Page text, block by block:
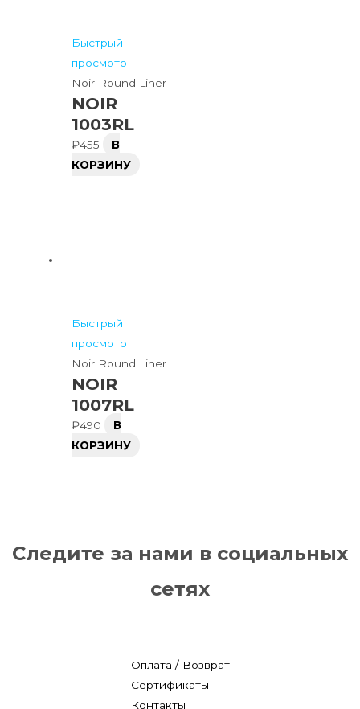
Быстрый
просмотр
Noir Round Liner
NOIR
1003RL
₽455
В
КОРЗИНУ
Быстрый
просмотр
Noir Round Liner
NOIR
1007RL
₽490
В
КОРЗИНУ
Следите за нами в социальных
сетях
Оплата / Возврат
Сертификаты
Контакты